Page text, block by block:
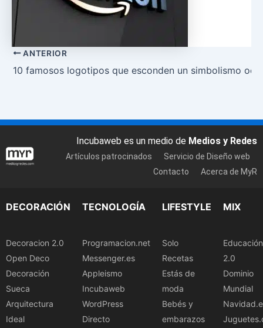
ANTERIOR
10 famosos logotipos que esconden un simbolismo
Incubaweb es un medio de Medios y Redes
Artículos patrocinados
Servicio de Diseño web
Contacto
Acerca de MyR
DECORACIÓN
Decoracion 2.0
Open Deco
Decoración
Sueca
Arquitectura
Ideal
TECNOLOGÍA
Programacion.net
Messenger.es
Appleismo
Incubaweb
WordPress
Directo
LIFESTYLE
Solo
Recetas
Estás de
moda
Bebés y
embarazos
MIX
Educación
2.0
Dominio
Mundial